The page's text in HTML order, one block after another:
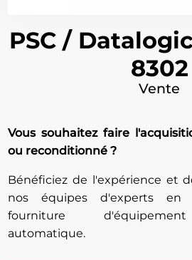
PSC /
8302
Vente
Vous souhaitez faire
ou reconditionné ?
Bénéficiez de l'expérience et
nos équipes d'experts
fourniture
automatique.